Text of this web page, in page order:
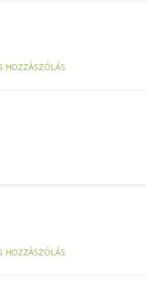
HOZZÁSZÓLÁS
HOZZÁSZÓLÁS